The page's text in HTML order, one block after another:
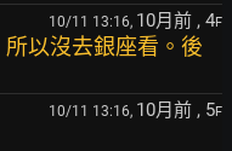
10/11 13:16, 10月前 , 4F
以沒去銀座看。後
10/11 13:16, 10月前 , 5F